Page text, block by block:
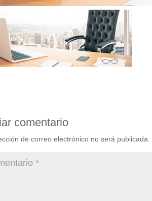
comentario
de correo electrónico no será publicada.